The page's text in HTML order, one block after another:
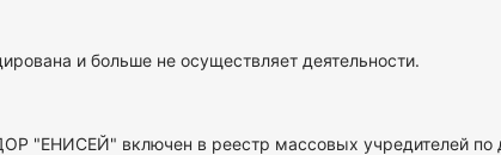
и больше не осуществляет деятельности.
"ЕНИСЕЙ" включен в реестр массовых учредителей